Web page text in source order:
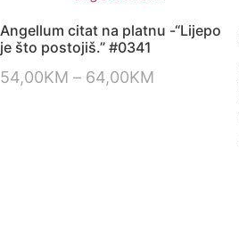
Angellum citat na platnu -“Lijepo
je što postojiš.” #0341
54,00KM – 64,00KM